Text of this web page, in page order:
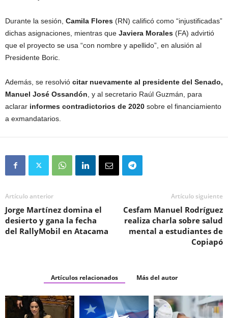
Durante la sesión, Camila Flores (RN) calificó como “injustificadas”
dichas asignaciones, mientras que Javiera Morales (FA) advirtió
que el proyecto se usa “con nombre y apellido”, en alusión al
Presidente Boric.
Además, se resolvió citar nuevamente al presidente del Senado,
Manuel José Ossandón , y al secretario Raúl Guzmán, para
aclarar informes contradictorios de 2020 sobre el financiamiento
a exmandatarios.
Artículo anterior
Jorge Martínez domina el
desierto y gana la fecha
del RallyMobil en Atacama
Artículo siguiente
Cesfam Manuel Rodríguez
realiza charla sobre salud
mental a estudiantes de
Copiapó
Artículos relacionados Más del autor